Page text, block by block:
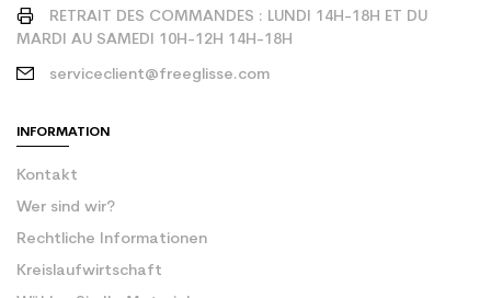
RETRAIT DES COMMANDES : LUNDI 14H-18H ET DU
MARDI AU SAMEDI 10H-12H 14H-18H
serviceclient@freeglisse.com
INFORMATION
Kontakt
Wer sind wir?
Rechtliche Informationen
Kreislaufwirtschaft